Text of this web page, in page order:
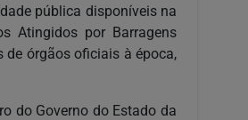
pública disponíveis na
Atingidos por Barragens
de órgãos oficiais à época,
do Governo do Estado da